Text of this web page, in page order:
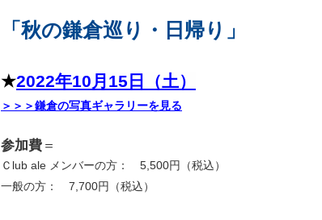
「秋の鎌倉巡り・日帰り」
★2022年10 月15日（土）
＞＞＞鎌倉の写真ギャラリーを見る
参加費 ＝
Ｃlub ale メンバーの方： 5,500円（税込）
一般の方： 7,700円（税込）